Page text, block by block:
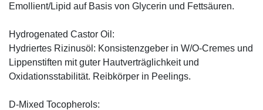
Emollient/Lipid auf Basis von Glycerin und Fettsäuren.
Hydrogenated Castor Oil:
Hydriertes Rizinusöl: Konsistenzgeber in W/O-Cremes und
Lippenstiften mit guter Hautverträglichkeit und
Oxidationsstabilität. Reibkörper in Peelings.
D-Mixed Tocopherols: